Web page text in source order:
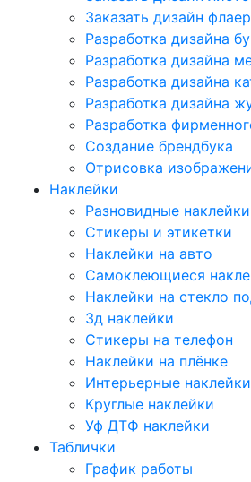
Заказать дизайн
Разработка дизайна
Разработка дизайна
Разработка дизайна
Разработка дизайна
Разработка
Создание брендбука
Отрисовка
Наклейки
Разновидные наклейки
Стикеры и этикетки
Наклейки на авто
Самоклеющиеся
Наклейки на стекло
3д наклейки
Cтикеры на телефон
Наклейки на плёнке
Интерьерные наклейки
Круглые наклейки
Уф ДТФ наклейки
Таблички
График работы